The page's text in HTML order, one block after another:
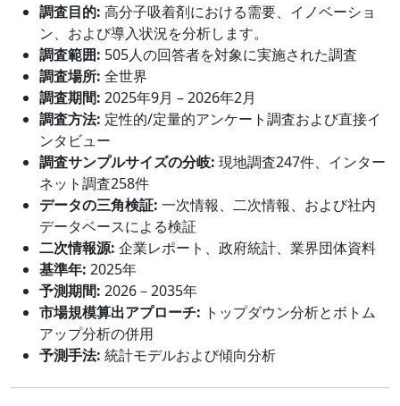
調査目的: 高分子吸着剤における需要、イノベーショ
ン、および導入状況を分析します。
調査範囲: 505人の回答者を対象に実施された調査
調査場所: 全世界
調査期間: 2025年9月 – 2026年2月
調査方法: 定性的/定量的アンケート調査および直接イ
ンタビュー
調査サンプルサイズの分岐: 現地調査247件、インター
ネット調査258件
データの三角検証: 一次情報、二次情報、および社内
データベースによる検証
二次情報源: 企業レポート、政府統計、業界団体資料
基準年: 2025年
予測期間: 2026－2035年
市場規模算出アプローチ: トップダウン分析とボトム
アップ分析の併用
予測手法: 統計モデルおよび傾向分析